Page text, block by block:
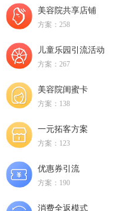
美容院共享店铺
方案：258
儿童乐园引流活动
方案：267
美容院闺蜜卡
方案：138
一元拓客方案
方案：123
优惠券引流
方案：190
消费全返模式